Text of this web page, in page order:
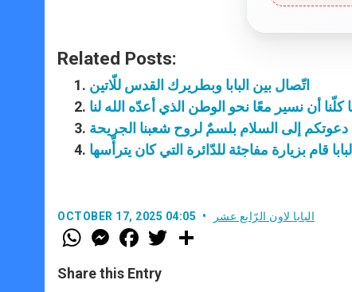
Related Posts:
اتّصال بين البابا وبطريرك القدس للّاتين
كلّنا أن نسير معًا نحو الوطن الذي أعدّه الله لنا
دعوتكم إلى السلام بلسمٌ لروح شعبنا الجريحة
البابا قام بزيارة مفاجئة للدّائرة التي كان يترأّسها
OCTOBER 17, 2025 04:05 البابا لاون الرّابع عشر
W
h
t
s
M
e
s
e
F
a
e
b
w
Share this Entry